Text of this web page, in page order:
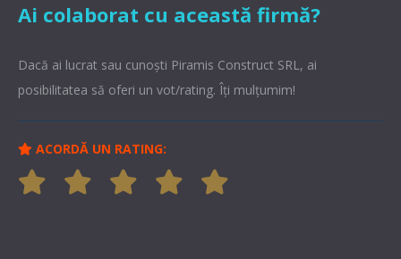
Ai colaborat cu această firmă?
Dacă ai lucrat sau cunoşti Piramis Construct SRL, ai
posibilitatea să oferi un vot/rating. Îți mulțumim!
ACORDĂ UN RATING: